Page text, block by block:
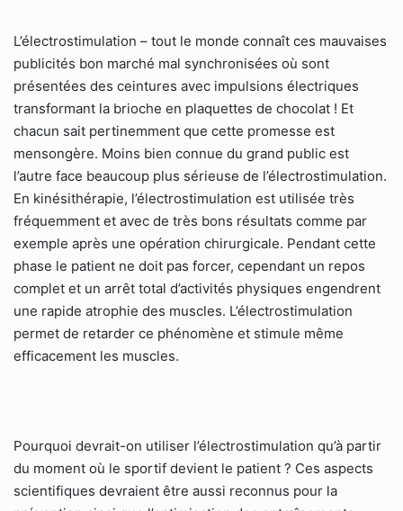
L’électrostimulation – tout le monde connaît ces mauvaises
publicités bon marché mal synchronisées où sont
présentées des ceintures avec impulsions électriques
transformant la brioche en plaquettes de chocolat ! Et
chacun sait pertinemment que cette promesse est
mensongère. Moins bien connue du grand public est
l’autre face beaucoup plus sérieuse de l’électrostimulation.
En kinésithérapie, l’électrostimulation est utilisée très
fréquemment et avec de très bons résultats comme par
exemple après une opération chirurgicale. Pendant cette
phase le patient ne doit pas forcer, cependant un repos
complet et un arrêt total d’activités physiques engendrent
une rapide atrophie des muscles. L’électrostimulation
permet de retarder ce phénomène et stimule même
efficacement les muscles.
Pourquoi devrait-on utiliser l’électrostimulation qu’à partir
du moment où le sportif devient le patient ? Ces aspects
scientifiques devraient être aussi reconnus pour la